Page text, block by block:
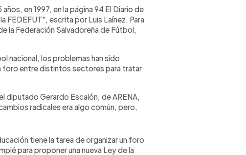
en 1997, en la página 94 El Diario de
FEDEFUT", escrita por Luis Laínez. Para
la Federación Salvadoreña de Fútbol,
nacional, los problemas han sido
foro entre distintos sectores para tratar
diputado Gerardo Escalón, de ARENA,
radicales era algo común, pero,
tiene la tarea de organizar un foro
para proponer una nueva Ley de la